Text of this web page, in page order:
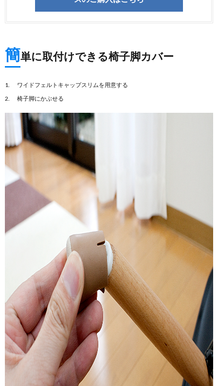
簡単に取付けできる椅子脚カバー
ワイドフェルトキャップスリムを用意する
椅子脚にかぶせる